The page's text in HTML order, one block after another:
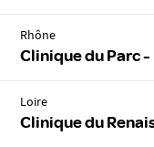
Rhône
Clinique du Parc -
Loire
Clinique du